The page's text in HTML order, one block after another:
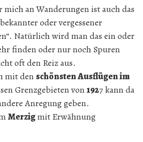
mich an Wanderungen ist auch das
oder vergessener
Natürlich wird man das ein oder
finden oder nur noch Spuren
oft den Reiz aus.
mit denschönsten Ausflügen im
Grenzgebieten von1927 kann da
Anregung geben.
Merzigmit Erwähnung